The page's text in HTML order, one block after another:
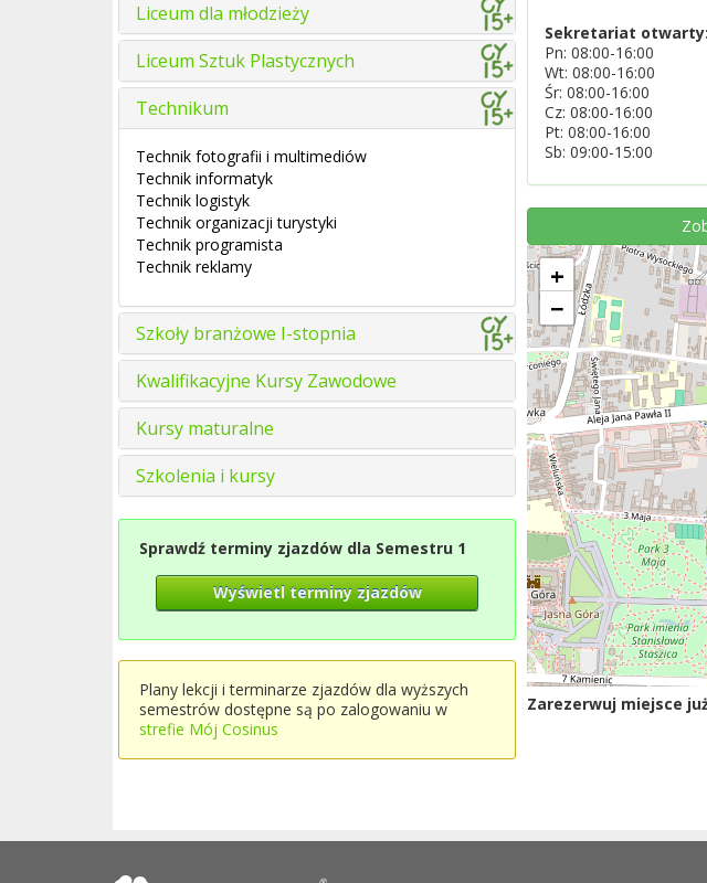
Liceum dla młodzieży
Liceum Sztuk Plastycznych
Technikum
Technik fotografii i multimediów
Technik informatyk
Technik logistyk
Technik organizacji turystyki
Technik programista
Technik reklamy
Szkoły branżowe I-stopnia
Kwalifikacyjne Kursy Zawodowe
Kursy maturalne
Szkolenia i kursy
Sprawdź terminy zjazdów dla Semestru 1
Wyświetl terminy zjazdów
Plany lekcji i terminarze zjazdów dla wyższych
semestrów dostępne są po zalogowaniu w
strefie Mój Cosinus
Sekretariat otwarty:
Pn: 08:00-16:00
Wt: 08:00-16:00
Śr: 08:00-16:00
Cz: 08:00-16:00
Pt: 08:00-16:00
Sb: 09:00-15:00
+
−
Zarezerwuj miejsce